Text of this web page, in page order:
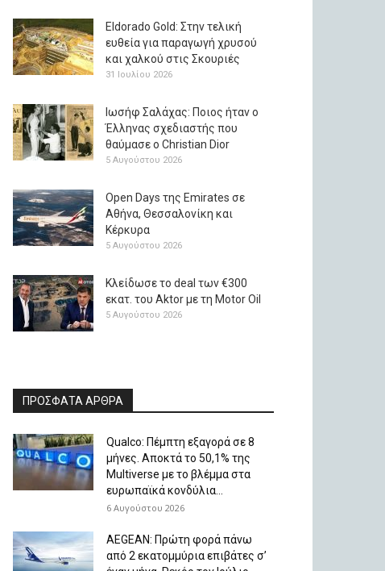
Eldorado Gold: Στην τελική
ευθεία για παραγωγή χρυσού
και χαλκού στις Σκουριές
31 Ιουλίου 2026
Ιωσήφ Σαλάχας: Ποιος ήταν ο
Έλληνας σχεδιαστής που
θαύμασε ο Christian Dior
5 Αυγούστου 2026
Open Days της Emirates σε
Αθήνα, Θεσσαλονίκη και
Κέρκυρα
5 Αυγούστου 2026
Κλείδωσε το deal των €300
εκατ. του Aktor με τη Μotor Oil
5 Αυγούστου 2026
ΠΡΟΣΦΑΤΑ ΑΡΘΡΑ
Qualco: Πέμπτη εξαγορά σε 8
μήνες. Aποκτά το 50,1% της
Multiverse με το βλέμμα στα
ευρωπαϊκά κονδύλια...
6 Αυγούστου 2026
AEGEAN: Πρώτη φορά πάνω
από 2 εκατομμύρια επιβάτες σ’